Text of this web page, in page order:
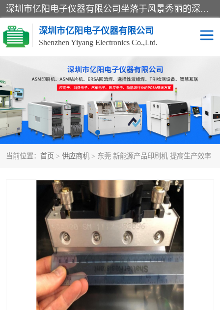
深圳市亿阳电子仪器有限公司坐落于风景秀丽的深圳市光明区，集SMT设备销售务为一体，努力为客户提供电子装配解决方案。与行业**SMT设备厂商：ASM（印刷机，锡膏检查机，贴片机），德国ERSA（爱莎）建立了稳固的代理合作关系，销售的设备一直保持**电子装配行业未来发展方向，能够满足客户各种繁杂产品的生产应用。
深圳市亿阳电子仪器有限公司
Shenzhen Yiyang Electronics Co.,Ltd.
当前位置： 首页 > 供应商机 > 东莞 新能源产品印刷机 提高生产效率
SX全自动高速贴片机 E系列中速贴片机
NeoHorizon全自动锡膏印
刷机
选择性波峰焊
VERSAFLOW-335
回流焊HOTFLOW 3/20e 波峰焊
BGA返修台HR600/2 自动光学检测TR7700QE
自动X射线检测机TR7600 组装电路板测试机
TR5001
自动光学检测TR7710 XS全自动高速贴片机
TX 全自动高速贴片机